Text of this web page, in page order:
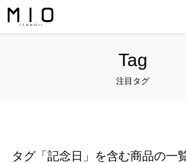
Tag
注目タグ
タグ「記念日」を含む商品の一